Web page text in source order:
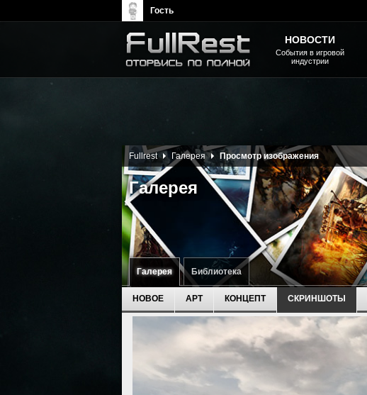
Галерея Библиотека
Галерея
Fullrest Галерея Просмотр изображения
НОВОЕ АРТ КОНЦЕПТ СКРИНШОТЫ
НОВОСТИ
События в игровой
индустрии
Гость